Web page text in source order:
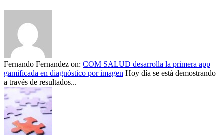
Fernando Fernandez on: COM SALUD desarrolla la primera app
gamificada en diagnóstico por imagen Hoy día se está demostrando
a través de resultados...